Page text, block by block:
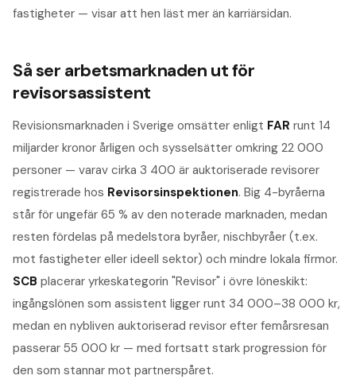
fastigheter — visar att hen läst mer än karriärsidan.
Så ser arbetsmarknaden ut för
revisorsassistent
Revisionsmarknaden i Sverige omsätter enligt FAR runt 14
miljarder kronor årligen och sysselsätter omkring 22 000
personer — varav cirka 3 400 är auktoriserade revisorer
registrerade hos Revisorsinspektionen. Big 4-byråerna
står för ungefär 65 % av den noterade marknaden, medan
resten fördelas på medelstora byråer, nischbyråer (t.ex.
mot fastigheter eller ideell sektor) och mindre lokala firmor.
SCB placerar yrkeskategorin "Revisor" i övre löneskikt:
ingångslönen som assistent ligger runt 34 000–38 000 kr,
medan en nybliven auktoriserad revisor efter femårsresan
passerar 55 000 kr — med fortsatt stark progression för
den som stannar mot partnerspåret.